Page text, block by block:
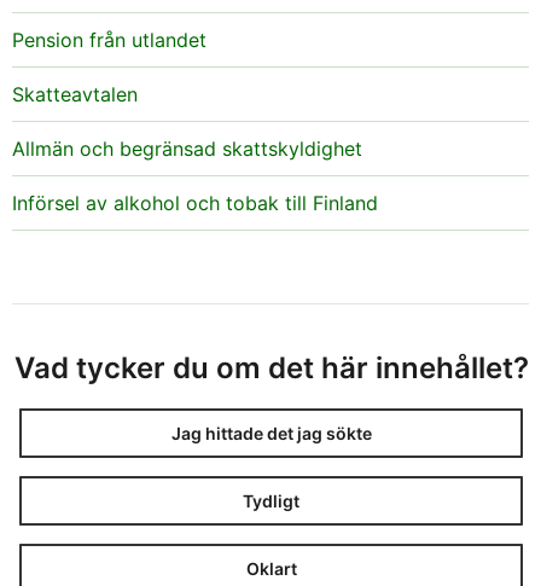
Pension från utlandet
Skatteavtalen
Allmän och begränsad skattskyldighet
Införsel av alkohol och tobak till Finland
Vad tycker du om det här innehållet?
Jag hittade det jag sökte
Tydligt
Oklart